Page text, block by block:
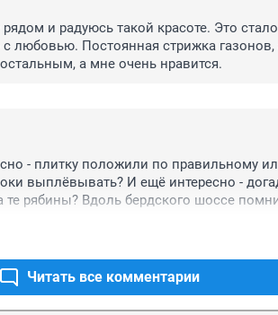
и радуюсь такой красоте. Это
любовью. Постоянная стрижка
а мне очень нравится.
- плитку положили по правильному
выплёвывать? И ещё интересно -
те рябины? Вдоль бердского шоссе
Читать все комментарии